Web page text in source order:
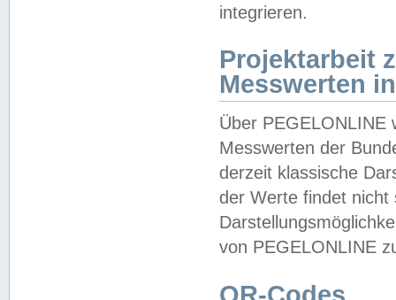
integrieren.
Projektarbeit
Messwerten
Über PEGELONLINE
Messwerten der
derzeit klassische
der Werte findet
von PEGELONLINE